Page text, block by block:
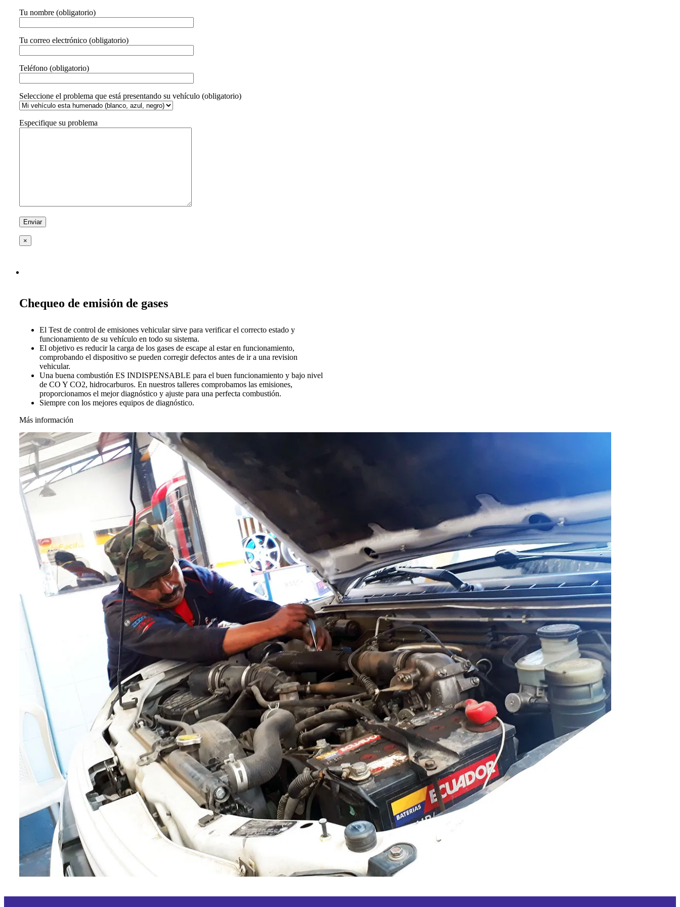
Tu nombre (obligatorio)
Tu correo electrónico (obligatorio)
Teléfono (obligatorio)
Seleccione el problema que está presentando su vehículo (obligatorio)
Especifique su problema
×
Chequeo de emisión de gases
El Test de control de emisiones vehicular sirve para verificar el correcto estado y
funcionamiento de su vehículo en todo su sistema.
El objetivo es reducir la carga de los gases de escape al estar en funcionamiento,
comprobando el dispositivo se pueden corregir defectos antes de ir a una revision
vehicular.
Una buena combustión ES INDISPENSABLE para el buen funcionamiento y bajo nivel
de CO Y CO2, hidrocarburos. En nuestros talleres comprobamos las emisiones,
proporcionamos el mejor diagnóstico y ajuste para una perfecta combustión.
Siempre con los mejores equipos de diagnóstico.
Más información